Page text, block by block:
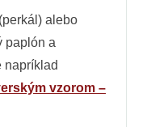
alebo
paplón a
napríklad
vzorom –